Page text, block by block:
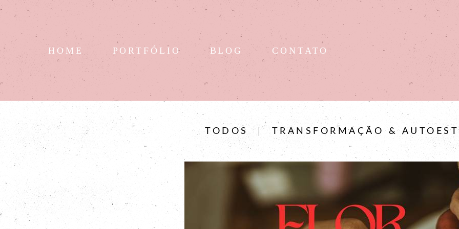
HOME PORTFÓLIO BLOG CONTATO
TODOS TRANSFORMAÇÃO &